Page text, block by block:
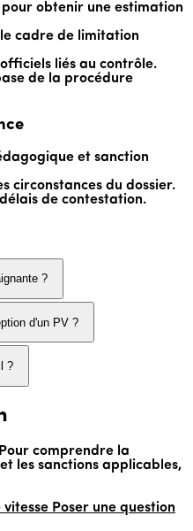
obtenir une estimation
cadre de limitation
liés au contrôle.
de la procédure
et sanction
circonstances du dossier.
de contestation.
?
d'un PV ?
?
comprendre la
les sanctions applicables,
vitesse Poser une question